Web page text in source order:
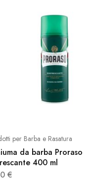
per Barba e Rasatura
da barba Proraso
400 ml
€